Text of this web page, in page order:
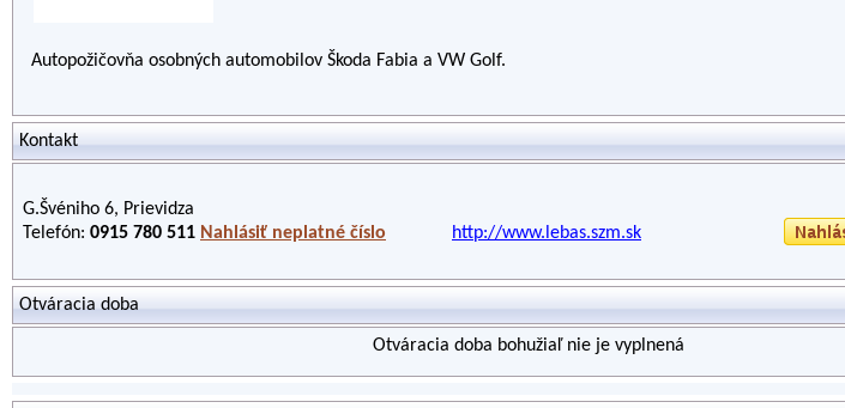
Autopožičovňa osobných automobilov Škoda Fabia a VW Golf.
Kontakt
G.Švéniho 6, Prievidza
Telefón: 0915 780 511 Nahlásiť neplatné číslo http://www.lebas.szm.sk
Otváracia doba
Otváracia doba bohužiaľ nie je vyplnená